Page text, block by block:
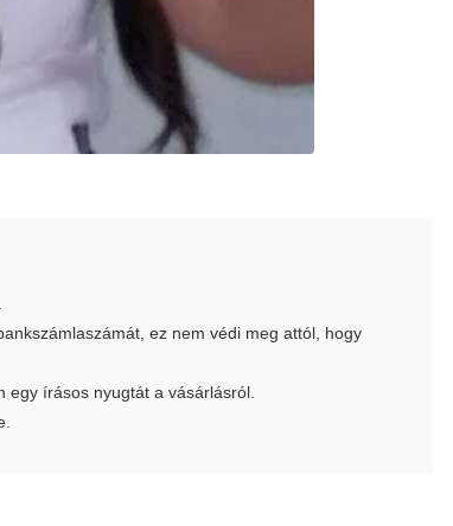
ez nem védi meg attól, hogy
írásos nyugtát a vásárlásról.